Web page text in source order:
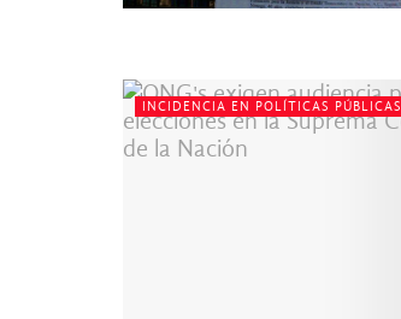
INCIDENCIA EN POLÍTICAS PÚBLICAS